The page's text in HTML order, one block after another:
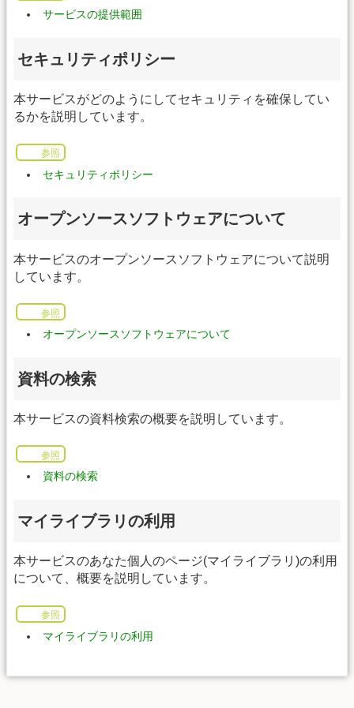
サービスの提供範囲
セキュリティポリシー
本サービスがどのようにしてセキュリティを確保してい
るかを説明しています。
参照
セキュリティポリシー
オープンソースソフトウェアについて
本サービスのオープンソースソフトウェアについて説明
しています。
参照
オープンソースソフトウェアについて
資料の検索
本サービスの資料検索の概要を説明しています。
参照
資料の検索
マイライブラリの利用
本サービスのあなた個人のページ(マイライブラリ)の利用
について、概要を説明しています。
参照
マイライブラリの利用